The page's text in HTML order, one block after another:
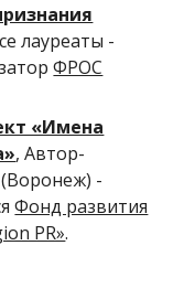
лауреаты -
ФРОС
«Имена
, Автор-
-
Фонд развития
PR».